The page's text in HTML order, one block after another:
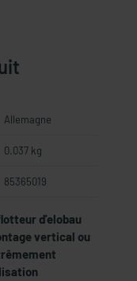
Allemagne
0.037 kg
85365019
d'elobau
vertical ou